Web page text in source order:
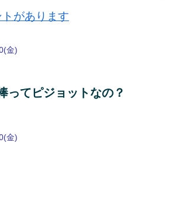
があります
金)
ってピジョットなの？
金)